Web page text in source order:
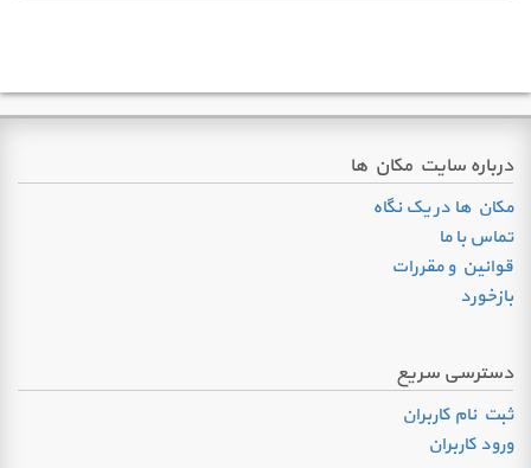
درباره سایت مکان ها
مکان ها در یک نگاه
تماس با ما
قوانین و مقررات
بازخورد
دسترسی سریع
ثبت نام کاربران
ورود کاربران